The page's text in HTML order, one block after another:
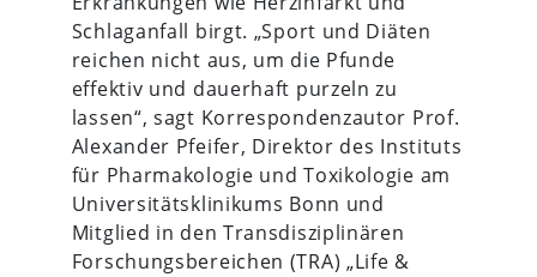
Schlaganfall birgt. „Sport und Diäten
reichen nicht aus, um die Pfunde
effektiv und dauerhaft purzeln zu
lassen“, sagt Korrespondenzautor Prof.
Alexander Pfeifer, Direktor des Instituts
für Pharmakologie und Toxikologie am
Universitätsklinikums Bonn und
Mitglied in den Transdisziplinären
Forschungsbereichen (TRA) „Life &